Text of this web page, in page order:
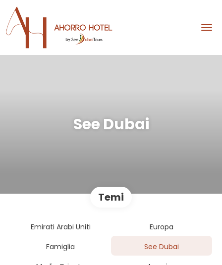
See Dubai
Temi
Emirati Arabi Uniti
Europa
Famiglia
See Dubai